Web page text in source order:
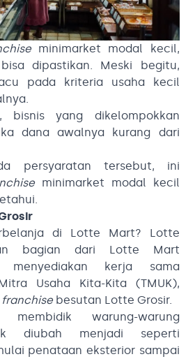
minimarket modal kecil,
dipastikan. Meski begitu,
pada kriteria usaha kecil
bisnis yang dikelompokkan
dana awalnya kurang dari
persyaratan tersebut, ini
minimarket modal kecil
di Lotte Mart? Lotte
bagian dari Lotte Mart
menyediakan kerja sama
Usaha Kita-Kita (TMUK),
franchisebesutan Lotte Grosir.
membidik warung-warung
diubah menjadi seperti
penataan eksterior sampai